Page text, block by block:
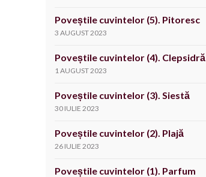
Poveștile cuvintelor (5). Pitoresc
3 AUGUST 2023
Poveștile cuvintelor (4). Clepsidră
1 AUGUST 2023
Poveștile cuvintelor (3). Siestă
30 IULIE 2023
Poveștile cuvintelor (2). Plajă
26 IULIE 2023
Poveștile cuvintelor (1). Parfum